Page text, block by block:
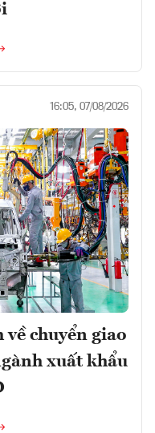
16:05, 07/08/2026
chuyển giao
xuất khẩu